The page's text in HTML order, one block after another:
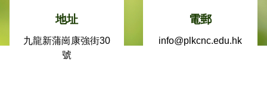
地址
九龍新蒲崗康強街30
號
電郵
info@plkcnc.edu.hk